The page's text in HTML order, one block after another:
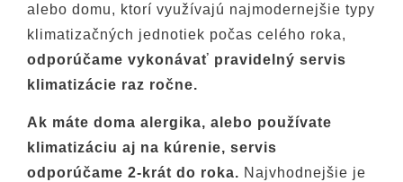
alebo domu, ktorí využívajú najmodernejšie typy
klimatizačných jednotiek počas celého roka,
odporúčame vykonávať pravidelný servis
klimatizácie raz ročne.
Ak máte doma alergika, alebo používate
klimatizáciu aj na kúrenie, servis
odporúčame 2-krát do roka. Najvhodnejšie je